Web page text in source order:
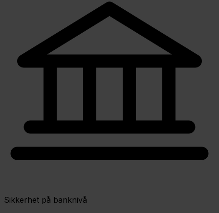
Sikkerhet på banknivå